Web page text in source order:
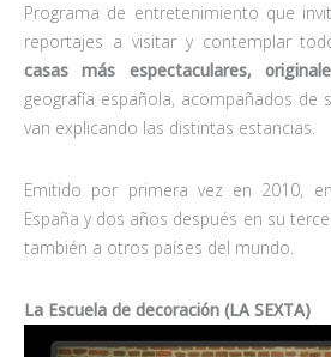
Programa de entretenimiento que
reportajes a visitar y contemplar
casas más espectaculares,
geografía española, acompañados de
van explicando las distintas estancias.
Emitido por primera vez en 2010,
España y dos años después en su
también a otros países del mundo.
La Escuela de decoración (LA SEXTA)